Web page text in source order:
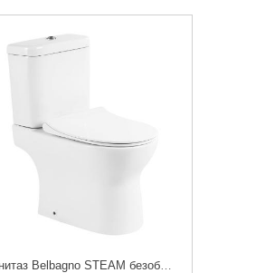
Унитаз Belbagno STEAM безободковый, напольный, с крышкой